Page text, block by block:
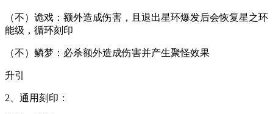
（不）诡戏：额外造成伤害，且退出星环爆发后会恢复星之环
能级，循环刻印
（不）鳞梦：必杀额外造成伤害并产生聚怪效果
升引
2、通用刻印：